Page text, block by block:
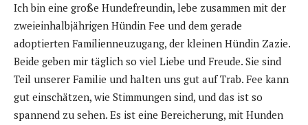
Ich bin eine große Hundefreundin, lebe zusammen mit der
zweieinhalbjährigen Hündin Fee und dem gerade
adoptierten Familienneuzugang, der kleinen Hündin Zazie.
Beide geben mir täglich so viel Liebe und Freude. Sie sind
Teil unserer Familie und halten uns gut auf Trab. Fee kann
gut einschätzen, wie Stimmungen sind, und das ist so
spannend zu sehen. Es ist eine Bereicherung, mit Hunden